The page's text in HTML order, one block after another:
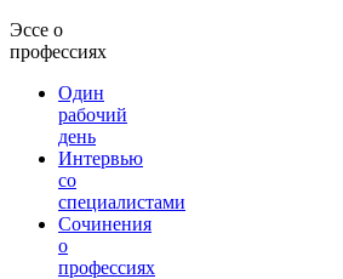
Эссе о
профессиях
Один
рабочий
день
Интервью
со
специалистами
Сочинения
о
профессиях